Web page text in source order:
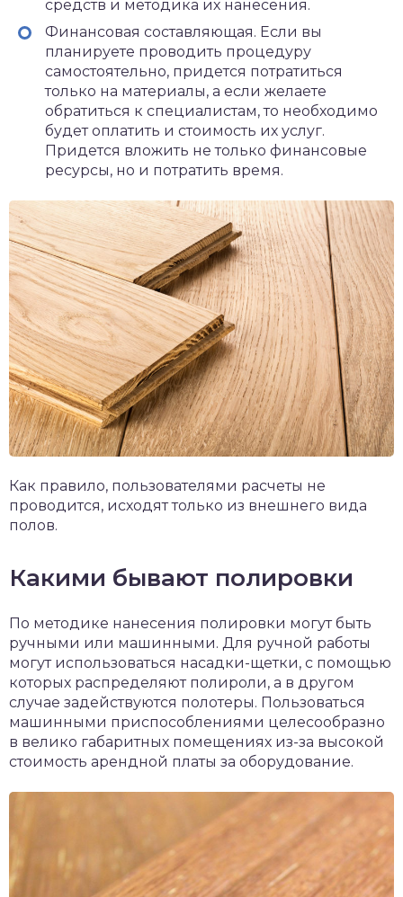
средств и методика их нанесения.
Финансовая составляющая. Если вы
планируете проводить процедуру
самостоятельно, придется потратиться
только на материалы, а если желаете
обратиться к специалистам, то необходимо
будет оплатить и стоимость их услуг.
Придется вложить не только финансовые
ресурсы, но и потратить время.
Как правило, пользователями расчеты не
проводится, исходят только из внешнего вида
полов.
Какими бывают полировки
По методике нанесения полировки могут быть
ручными или машинными. Для ручной работы
могут использоваться насадки-щетки, с помощью
которых распределяют полироли, а в другом
случае задействуются полотеры. Пользоваться
машинными приспособлениями целесообразно
в велико габаритных помещениях из-за высокой
стоимость арендной платы за оборудование.